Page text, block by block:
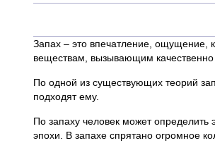
Запах – это впечатление, ощущение,
веществам, вызывающим
По одной из существующих теорий
подходят ему.
По запаху человек может
эпохи. В запахе спрятано огромное